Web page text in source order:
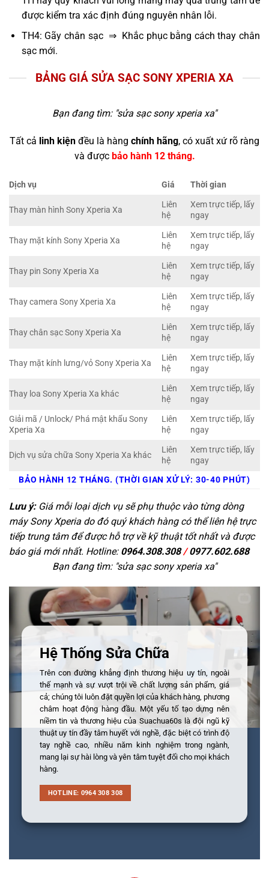
được kiểm tra xác định đúng nguyên nhân lỗi.
TH4: Gãy chân sạc ⇒ Khắc phục bằng cách thay chân
sạc mới.
BẢNG GIÁ SỬA SẠC SONY XPERIA XA
Bạn đang tìm: "sửa sạc sony xperia xa"
Tất cả linh kiện đều là hàng chính hãng, có xuất xứ rõ ràng
và được bảo hành 12 tháng.
Dịch vụ Giá Thời gian
Thay màn hình Sony Xperia Xa
Liên
hệ
Xem trực tiếp, lấy
ngay
Thay mặt kính Sony Xperia Xa
Liên
hệ
Xem trực tiếp, lấy
ngay
Thay pin Sony Xperia Xa
Liên
hệ
Xem trực tiếp, lấy
ngay
Thay camera Sony Xperia Xa
Liên
hệ
Xem trực tiếp, lấy
ngay
Thay chân sạc Sony Xperia Xa
Liên
hệ
Xem trực tiếp, lấy
ngay
Thay mặt kính lưng/vỏ Sony Xperia Xa
Liên
hệ
Xem trực tiếp, lấy
ngay
Thay loa Sony Xperia Xa khác
Liên
hệ
Xem trực tiếp, lấy
ngay
Giải mã / Unlock/ Phá mật khẩu Sony
Xperia Xa
Liên
hệ
Xem trực tiếp, lấy
ngay
Dịch vụ sửa chữa Sony Xperia Xa khác
Liên
hệ
Xem trực tiếp, lấy
ngay
BẢO HÀNH 12 THÁNG. (THỜI GIAN XỬ LÝ: 30-40 PHÚT)
Lưu ý:Giá mỗi loại dịch vụ sẽ phụ thuộc vào từng dòng
máy Sony Xperia do đó quý khách hàng có thể liên hệ trực
tiếp trung tâm để được hỗ trợ về kỹ thuật tốt nhất và được
báo giá mới nhất. Hotline: 0964.308.308/0977.602.688
Bạn đang tìm: "sửa sạc sony xperia xa"
Hệ Thống Sửa Chữa
Trên con đường khẳng định thương hiệu uy tín, ngoài
thế mạnh và sự vượt trội về chất lượng sản phẩm, giá
cả; chúng tôi luôn đặt quyền lợi của khách hàng, phương
châm hoạt động hàng đầu. Một yếu tố tạo dựng nên
niềm tin và thương hiệu của Suachua60s là đội ngũ kỹ
thuật uy tín đầy tâm huyết với nghề, đặc biệt có trình độ
tay nghề cao, nhiều năm kinh nghiệm trong ngành,
mang lại sự hài lòng và yên tâm tuyệt đối cho mọi khách
hàng.
HOTLINE: 0964 308 308